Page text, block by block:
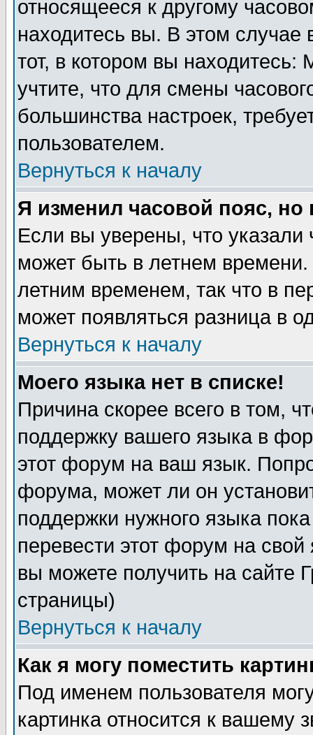
относящееся к другому
находитесь вы. В этом
тот, в котором вы
учтите, что для смены
большинства настроек,
пользователем.
Вернуться к началу
Я изменил часовой пояс,
Если вы уверены, что указали
может быть в летнем
летним временем, так что в
может появляться разница в
Вернуться к началу
Моего языка нет в списке!
Причина скорее всего в том,
поддержку вашего языка в
этот форум на ваш язык.
форума, может ли он
поддержки нужного языка
перевести этот форум на
вы можете получить на сайте
страницы)
Вернуться к началу
Как я могу поместить
Под именем пользователя
картинка относится к вашему